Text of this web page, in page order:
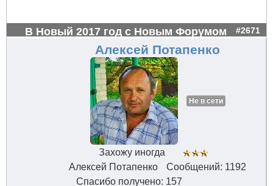
В Новый 2017 год с Новым Форумом #2671
Алексей Потапенко
Не в сети
Захожу иногда
Алексей Потапенко
Сообщений: 1192
Спасибо получено: 157